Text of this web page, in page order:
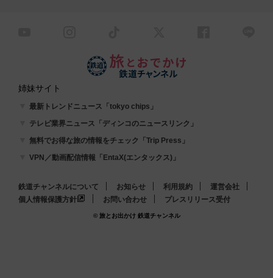
姉妹サイト
最新トレンドニュース「tokyo chips」
テレビ業界ニュース「ディンコのニュースリンク」
無料でお得な旅の情報をチェック「Trip Press」
VPN／動画配信情報「EntaX(エンタックス)」
鉄道チャンネルについて お知らせ 利用規約
運営会社
個人情報保護方針
お問い合わせ プレスリリース受付
© 旅とお出かけ 鉄道チャンネル